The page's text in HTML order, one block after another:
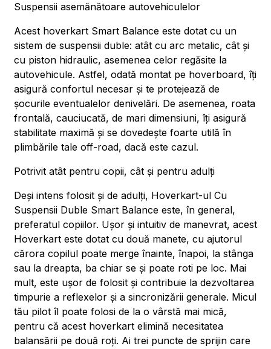
Suspensii asemănătoare autovehiculelor
Acest hoverkart Smart Balance este dotat cu un
sistem de suspensii duble: atât cu arc metalic, cât și
cu piston hidraulic, asemenea celor regăsite la
autovehicule. Astfel, odată montat pe hoverboard, îți
asigură confortul necesar și te protejează de
șocurile eventualelor denivelări. De asemenea, roata
frontală, cauciucată, de mari dimensiuni, îți asigură
stabilitate maximă și se dovedește foarte utilă în
plimbările tale off-road, dacă este cazul.
Potrivit atât pentru copii, cât și pentru adulți
Deși intens folosit și de adulți, Hoverkart-ul Cu
Suspensii Duble Smart Balance este, în general,
preferatul copiilor. Ușor și intuitiv de manevrat, acest
Hoverkart este dotat cu două manete, cu ajutorul
cărora copilul poate merge înainte, înapoi, la stânga
sau la dreapta, ba chiar se și poate roti pe loc. Mai
mult, este ușor de folosit și contribuie la dezvoltarea
timpurie a reflexelor și a sincronizării generale. Micul
tău pilot îl poate folosi de la o vârstă mai mică,
pentru că acest hoverkart elimină necesitatea
balansării pe două roți. Ai trei puncte de sprijin care